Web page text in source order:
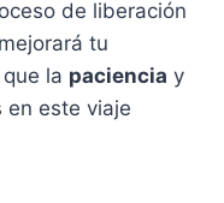
de liberación
tu
la paciencia y
en este viaje